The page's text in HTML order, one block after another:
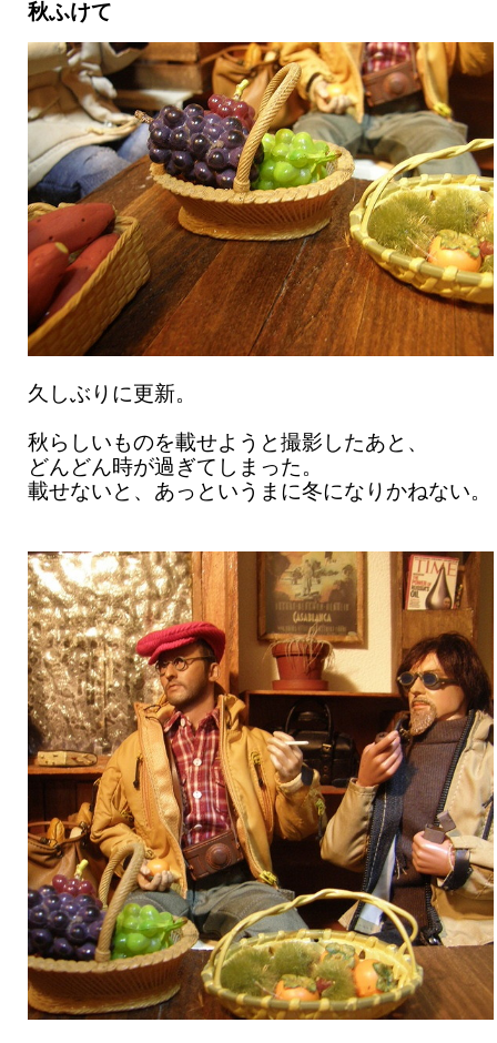
秋ふけて
久しぶりに更新。
秋らしいものを載せようと撮影したあと、
どんどん時が過ぎてしまった。
載せないと、あっというまに冬になりかねない。